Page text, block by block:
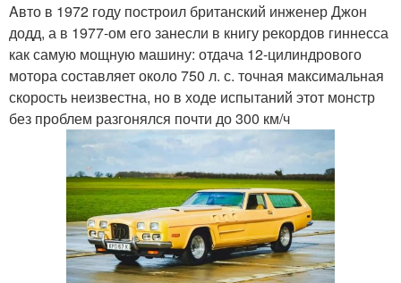
Aвто в 1972 году построил британский инженер Джон
додд, а в 1977-ом его занесли в книгу рекордов гиннесса
как самую мощную машину: отдача 12-цилиндрового
мотора составляет около 750 л. с. точная максимальная
скорость неизвестна, но в ходе испытаний этот монстр
без проблем разгонялся почти до 300 км/ч